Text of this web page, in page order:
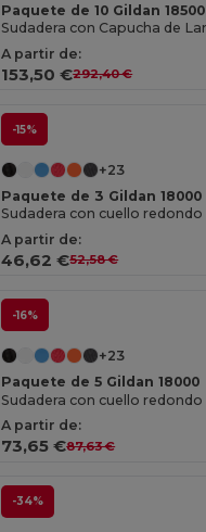
Paquete de 10 Gildan 18500
A partir de:
153,50 €292,40 €
-15%
+23
Paquete de 3 Gildan 18000
Sudadera con cuello redondo
A partir de:
46,62 €52,58 €
-16%
+23
Paquete de 5 Gildan 18000
Sudadera con cuello redondo
A partir de:
73,65 €87,63 €
-34%